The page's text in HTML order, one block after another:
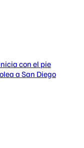
con el pie
a San Diego